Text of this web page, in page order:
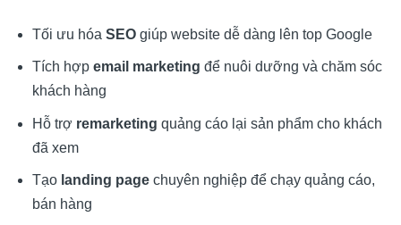
Tối ưu hóa SEOgiúp website dễ dàng lên top Google
Tích hợp email marketing để nuôi dưỡng và chăm sóc
khách hàng
Hỗ trợ remarketing quảng cáo lại sản phẩm cho khách
đã xem
Tạo landing pagechuyên nghiệp để chạy quảng cáo,
bán hàng